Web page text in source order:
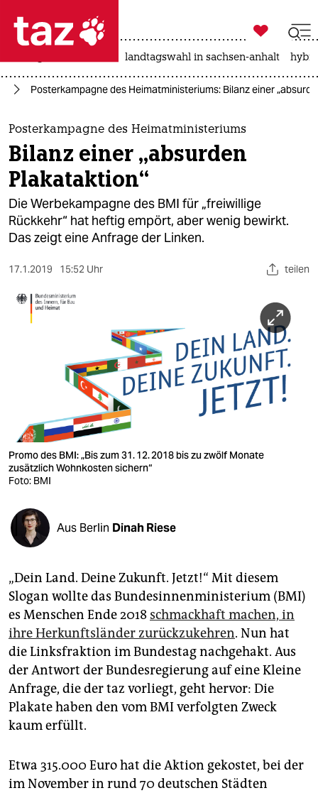
 taz zahl ich
taz zahl ich
themen
politik
öko
gesellschaft
sport
berlin
wahrheit
verlag
veranstaltungen
fragen & hilfe
abo
genossenschaft
epaper login

taz zahl ich
landtagswahl in sachsen-anhalt
Posterkampagne des Heimatministeriums: Bilanz einer
Posterkampagne des Heimatministeriums
Bilanz einer „absurden
Plakataktion“
Die Werbekampagne des BMI für „freiwillige
Rückkehr“ hat heftig empört, aber wenig bewirkt.
Das zeigt eine Anfrage der Linken.
17.1.2019 15:52 Uhr teilen
Promo des BMI: „Bis zum 31. 12. 2018 bis zu zwölf Monate
zusätzlich Wohnkosten sichern“
Foto: BMI
Aus Berlin Dinah Riese
„Dein Land. Deine Zukunft. Jetzt!“ Mit diesem
Slogan wollte das Bundesinnenministerium (BMI)
es Menschen Ende 2018 schmackhaft machen, in
ihre Herkunftsländer zurückzukehren. Nun hat
die Linksfraktion im Bundestag nachgehakt. Aus
der Antwort der Bundesregierung auf eine Kleine
Anfrage, die der taz vorliegt, geht hervor: Die
Plakate haben den vom BMI verfolgten Zweck
kaum erfüllt.
Etwa 315.000 Euro hat die Aktion gekostet, bei der
im November in rund 70 deutschen Städten